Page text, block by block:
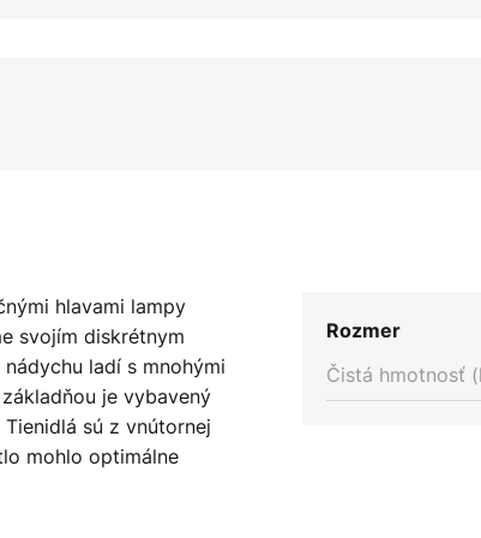
hlavami lampy
svojím diskrétnym
ladí s mnohými
je vybavený
sú z vnútornej
mohlo optimálne
Svetlo tak
Rozmer
Čistá hmotnosť